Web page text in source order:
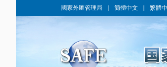
國家外匯管理局 簡體中文 繁體